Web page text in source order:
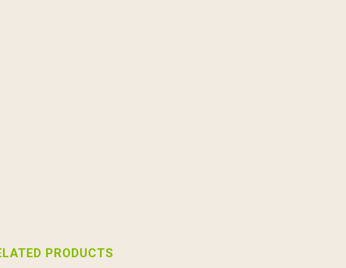
PRODUCTS